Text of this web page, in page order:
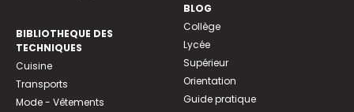
BIBLIOTHEQUE DES
TECHNIQUES
Cuisine
Transports
Mode - Vêtements
BLOG
Collège
Lycée
Supérieur
Orientation
Guide pratique